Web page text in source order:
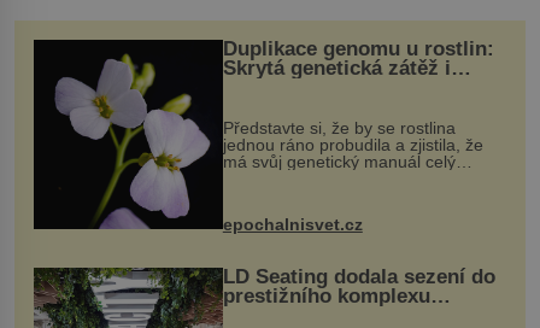
Duplikace genomu u rostlin:
Skrytá genetická zátěž i
Představte si, že by se rostlina
jednou ráno probudila a zjistila, že
má svůj genetický manuál celý
vstupenka...
epochalnisvet.cz
LD Seating dodala sezení do
prestižního komplexu
MediaCityUK v Salfordu